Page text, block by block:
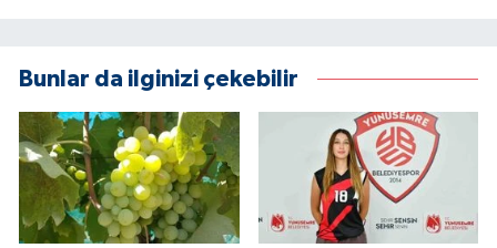
Bunlar da ilginizi çekebilir